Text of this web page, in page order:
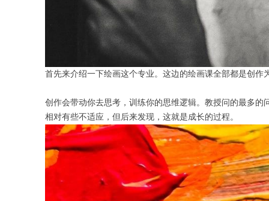
首先来介绍一下绘画这个专业。这边的绘画课全部都是创
创作会带动你去思考，训练你的思维逻辑。教授问的最多的
相对有些不适应，但后来发现，这就是成长的过程。